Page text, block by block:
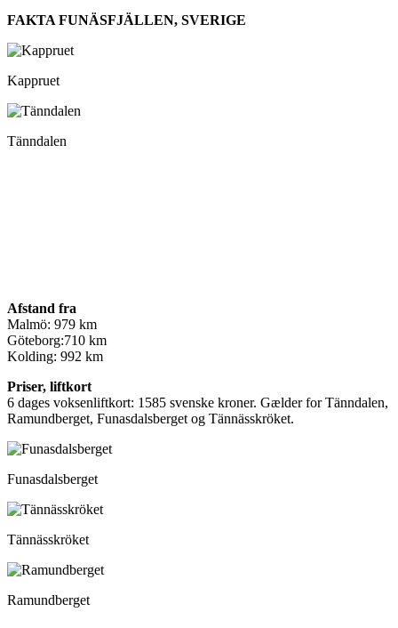
FAKTA FUNÄSFJÄLLEN, SVERIGE
Kappruet
Tänndalen
Afstand fra
Malmö: 979 km
Göteborg:710 km
Kolding: 992 km
Priser, liftkort
6 dages voksenliftkort: 1585 svenske kroner. Gælder for Tänndalen,
Ramundberget, Funasdalsberget og Tännässkröket.
Funasdalsberget
Tännässkröket
Ramundberget